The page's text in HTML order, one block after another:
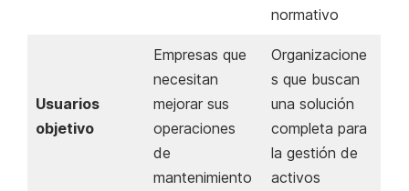
normativo
Usuarios
objetivo
Empresas que
necesitan
mejorar sus
operaciones
de
mantenimiento
Organizacione
s que buscan
una solución
completa para
la gestión de
activos